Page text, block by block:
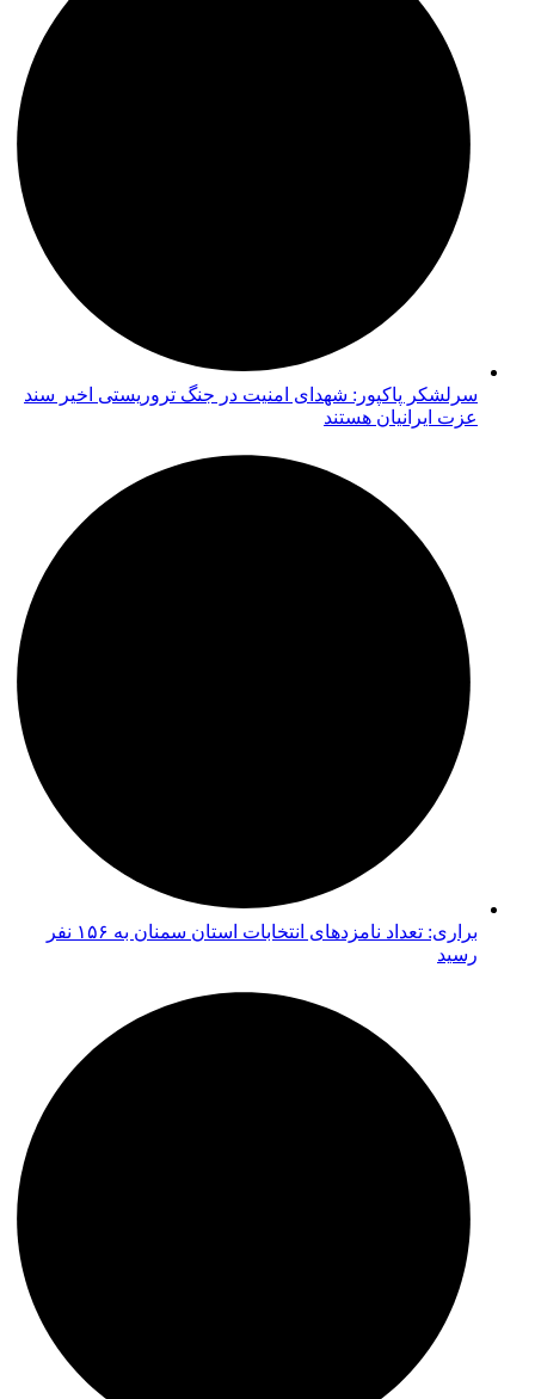
سرلشکر پاکپور: شهدای امنیت در جنگ تروریستی اخیر سند
عزت ایرانیان هستند
براری: تعداد نامزدهای انتخابات استان سمنان به ۱۵۶ نفر
رسید